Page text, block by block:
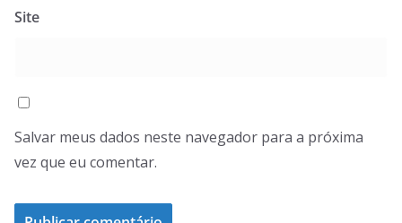
Site
Salvar meus dados neste navegador para a próxima
vez que eu comentar.